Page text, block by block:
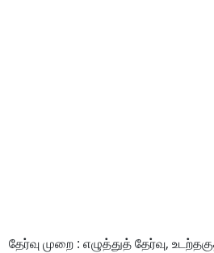
தேர்வு முறை : எழுத்துத் தேர்வு,